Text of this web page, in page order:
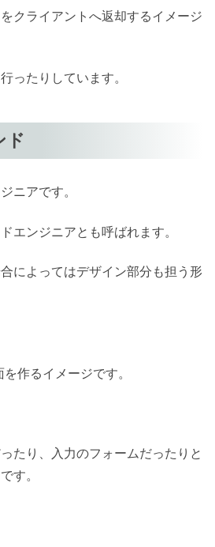
クライアントへ返却するイメージ
ったりしています。
ド
ニアです。
エンジニアとも呼ばれます。
によってはデザイン部分も担う形
作るイメージです。
たり、入力のフォームだったりと
す。